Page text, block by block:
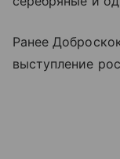
Ранее
выступление